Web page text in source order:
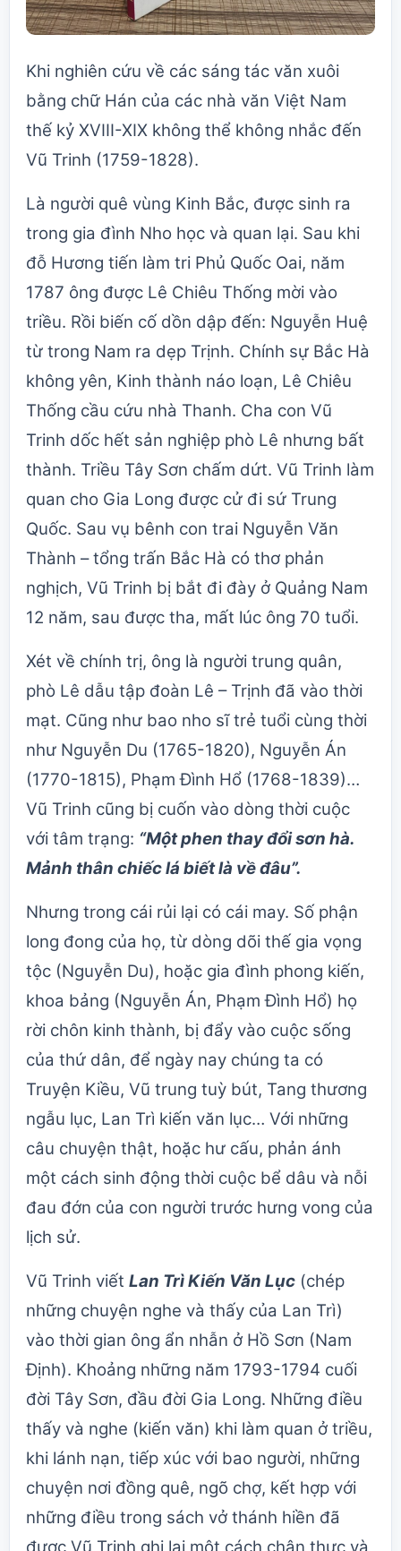
Khi nghiên cứu về các sáng tác văn xuôi
bằng chữ Hán của các nhà văn Việt Nam
thế kỷ XVIII-XIX không thể không nhắc đến
Vũ Trinh (1759-1828).
Là người quê vùng Kinh Bắc, được sinh ra
trong gia đình Nho học và quan lại. Sau khi
đỗ Hương tiến làm tri Phủ Quốc Oai, năm
1787 ông được Lê Chiêu Thống mời vào
triều. Rồi biến cố dồn dập đến: Nguyễn Huệ
từ trong Nam ra dẹp Trịnh. Chính sự Bắc Hà
không yên, Kinh thành náo loạn, Lê Chiêu
Thống cầu cứu nhà Thanh. Cha con Vũ
Trinh dốc hết sản nghiệp phò Lê nhưng bất
thành. Triều Tây Sơn chấm dứt. Vũ Trinh làm
quan cho Gia Long được cử đi sứ Trung
Quốc. Sau vụ bênh con trai Nguyễn Văn
Thành – tổng trấn Bắc Hà có thơ phản
nghịch, Vũ Trinh bị bắt đi đày ở Quảng Nam
12 năm, sau được tha, mất lúc ông 70 tuổi.
Xét về chính trị, ông là người trung quân,
phò Lê dẫu tập đoàn Lê – Trịnh đã vào thời
mạt. Cũng như bao nho sĩ trẻ tuổi cùng thời
như Nguyễn Du (1765-1820), Nguyễn Án
(1770-1815), Phạm Đình Hổ (1768-1839)…
Vũ Trinh cũng bị cuốn vào dòng thời cuộc
với tâm trạng: “Một phen thay đổi sơn hà.
Mảnh thân chiếc lá biết là về đâu”.
Nhưng trong cái rủi lại có cái may. Số phận
long đong của họ, từ dòng dõi thế gia vọng
tộc (Nguyễn Du), hoặc gia đình phong kiến,
khoa bảng (Nguyễn Án, Phạm Đình Hổ) họ
rời chôn kinh thành, bị đẩy vào cuộc sống
của thứ dân, để ngày nay chúng ta có
Truyện Kiều, Vũ trung tuỳ bút, Tang thương
ngẫu lục, Lan Trì kiến văn lục… Với những
câu chuyện thật, hoặc hư cấu, phản ánh
một cách sinh động thời cuộc bể dâu và nỗi
đau đớn của con người trước hưng vong của
lịch sử.
Vũ Trinh viết Lan Trì Kiến Văn Lục (chép
những chuyện nghe và thấy của Lan Trì)
vào thời gian ông ẩn nhẫn ở Hồ Sơn (Nam
Định). Khoảng những năm 1793-1794 cuối
đời Tây Sơn, đầu đời Gia Long. Những điều
thấy và nghe (kiến văn) khi làm quan ở triều,
khi lánh nạn, tiếp xúc với bao người, những
chuyện nơi đồng quê, ngõ chợ, kết hợp với
những điều trong sách vở thánh hiền đã